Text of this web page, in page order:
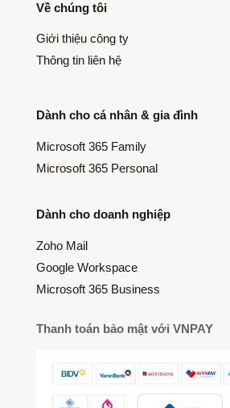
Về chúng tôi
Giới thiệu công ty
Thông tin liên hệ
Dành cho cá nhân & gia đình
Microsoft 365 Family
Microsoft 365 Personal
Dành cho doanh nghiệp
Zoho Mail
Google Workspace
Microsoft 365 Business
Thanh toán bảo mật với VNPAY